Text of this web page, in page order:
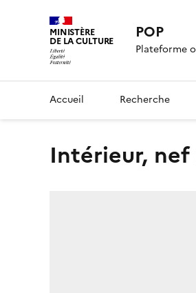
MINISTÈRE
DE LA CULTURE POP
Plateforme
Accueil Recherche
Intérieur,